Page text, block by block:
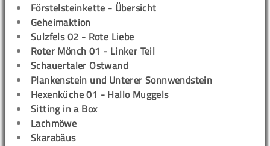
Förstelsteinkette - Übersicht
Geheimaktion
Sulzfels 02 - Rote Liebe
Roter Mönch 01 - Linker Teil
Schauertaler Ostwand
Plankenstein und Unterer Sonnwendstein
Hexenküche 01 - Hallo Muggels
Sitting in a Box
Lachmöwe
Skarabäus